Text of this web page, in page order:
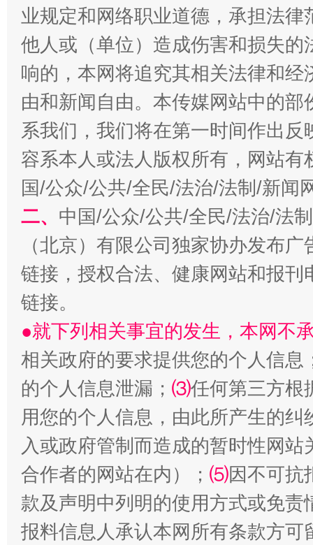
千年窑火 生生不息 一
受贿1.44亿！段成刚被判无期 从幼
业规定和网络职业道德，承担法
他人或（单位）造成伤害和损失
响的，本网将追究其相关法律和
由和新闻自由。本传媒网站中的
系我们，我们将在第一时间作出
容系本人或法人版权所有，网站
国/公众/公共/全民/法治/法制/新闻
二、 中国/公众/公共/全民/法治/法
（北京）有限公司独家协办发布
链接，授权合法、健康网站和报
链接。
●就下列相关事宜的发生，本网不
相关政府的要求提供您的个人信息
的个人信息泄漏； ⑶任何第三方根
用您的个人信息，由此所产生的纠
入或政府管制而造成的暂时性网
合作者的网站在内）； ⑸因不可抗
款及声明中列明的使用方式或免责
报料信息人承认本网所有条款方